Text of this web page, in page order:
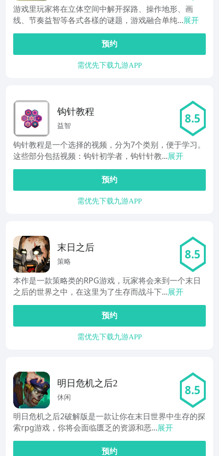
游戏里玩家将在立体空间中解开探路、操作地形、画
线、节奏益智等各式各樣的谜题，游戏融合单纯...展开
预约
需优先下载九游APP
钩针教程
益智 8.5
钩针教程是一个选择的视频，分为7个类别，便于学习。
这些部分包括视频：钩针初学者，钩针针教...展开
预约
需优先下载九游APP
末日之后
策略 8.5
本作是一款策略类的RPG游戏，玩家将会来到一个末日
之后的世界之中，在这里为了生存而战斗下...展开
预约
需优先下载九游APP
明日危机之后2
休闲 8.5
明日危机之后2破解版是一款让你在末日世界中生存的探
索rpg游戏，你将会面临匮乏的资源和恶...展开
预约